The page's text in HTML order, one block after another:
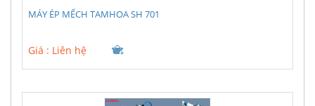
MÁY ÉP MẾCH TAMHOA SH 701
Giá : Liên hệ